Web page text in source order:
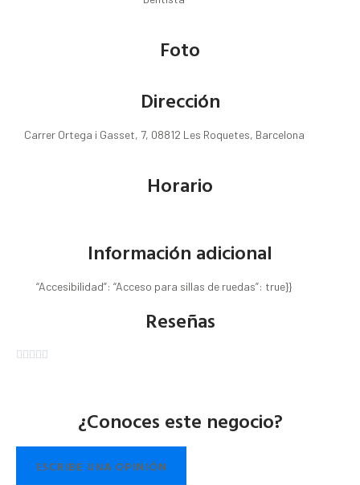
Foto
Dirección
Carrer Ortega i Gasset, 7, 08812 Les Roquetes, Barcelona
Horario
Información adicional
“Accesibilidad”: “Acceso para sillas de ruedas”: true}}
Reseñas
    
¿Conoces este negocio?
ESCRIBE UNA OPINIÓN